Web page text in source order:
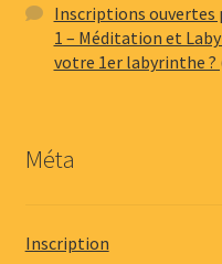
Inscriptions ouvertes
1 – Méditation et
votre 1er labyrinthe ?
Méta
Inscription